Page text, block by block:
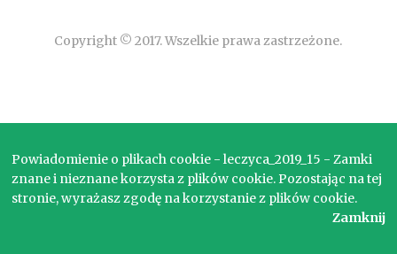
Copyright © 2017. Wszelkie prawa zastrzeżone.
Powiadomienie o plikach cookie - leczyca_2019_15 - Zamki
znane i nieznane korzysta z plików cookie. Pozostając na tej
stronie, wyrażasz zgodę na korzystanie z plików cookie.
Zamknij